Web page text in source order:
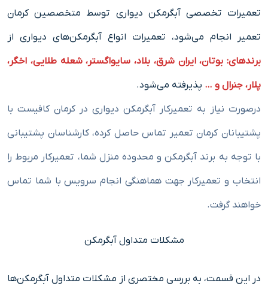
تعمیرات تخصصی آبگرمکن دیواری توسط متخصصین کرمان
تعمیر انجام می‌شود، تعمیرات انواع آبگرمکن‌های دیواری از
برندهای: بوتان، ایران شرق، بلاد، سایواگستر، شعله طلایی، اخگر،
پلار، جنرال و … پذیرفته می‌شود.
درصورت نیاز به تعمیرکار آبگرمکن دیواری در کرمان کافیست با
پشتیبانان کرمان تعمیر تماس حاصل کرده، کارشناسان پشتیبانی
با توجه به برند آبگرمکن و محدوده منزل شما، تعمیرکار مربوط را
انتخاب و تعمیرکار جهت هماهنگی انجام سرویس با شما تماس
خواهند گرفت.
مشکلات متداول آبگرمکن
در این قسمت، به بررسی مختصری از مشکلات متداول آبگرمکن‌ها